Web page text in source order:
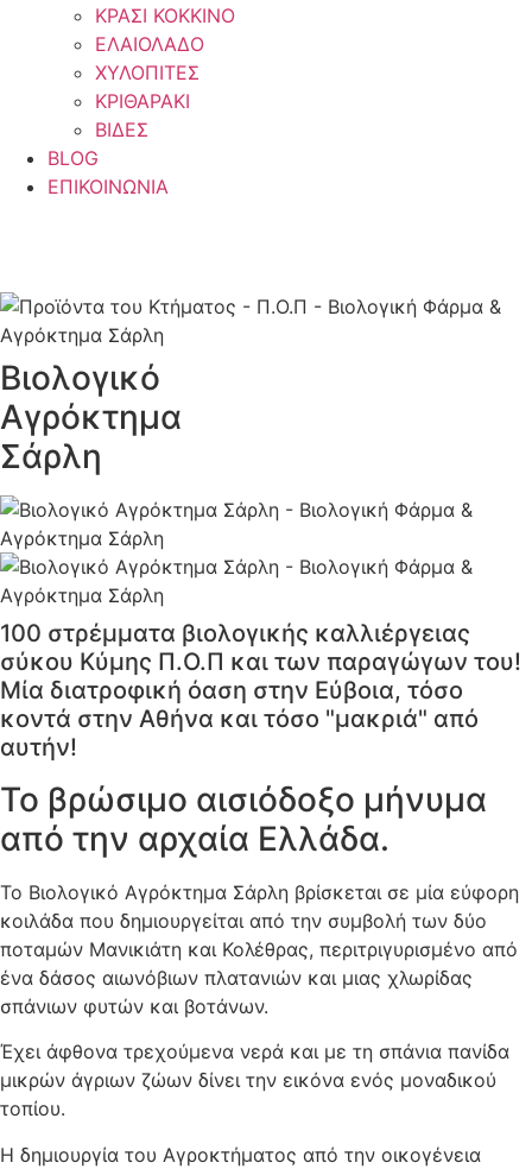
ΚΡΑΣΙ ΚΟΚΚΙΝΟ
ΕΛΑΙΟΛΑΔΟ
ΧΥΛΟΠΙΤΕΣ
ΚΡΙΘΑΡΑΚΙ
ΒΙΔΕΣ
BLOG
ΕΠΙΚΟΙΝΩΝΙΑ
Βιολογικό
Αγρόκτημα
Σάρλη
100 στρέμματα βιολογικής καλλιέργειας
σύκου Κύμης Π.Ο.Π και των παραγώγων του!
Μία διατροφική όαση στην Εύβοια, τόσο
κοντά στην Αθήνα και τόσο "μακριά" από
αυτήν!
Το βρώσιμο αισιόδοξο μήνυμα
από την αρχαία Ελλάδα.
Το Βιολογικό Αγρόκτημα Σάρλη βρίσκεται σε μία εύφορη
κοιλάδα που δημιουργείται από την συμβολή των δύο
ποταμών Μανικιάτη και Κολέθρας, περιτριγυρισμένο από
ένα δάσος αιωνόβιων πλατανιών και μιας χλωρίδας
σπάνιων φυτών και βοτάνων.
Έχει άφθονα τρεχούμενα νερά και με τη σπάνια πανίδα
μικρών άγριων ζώων δίνει την εικόνα ενός μοναδικού
τοπίου.
Η δημιουργία του Αγροκτήματος από την οικογένεια